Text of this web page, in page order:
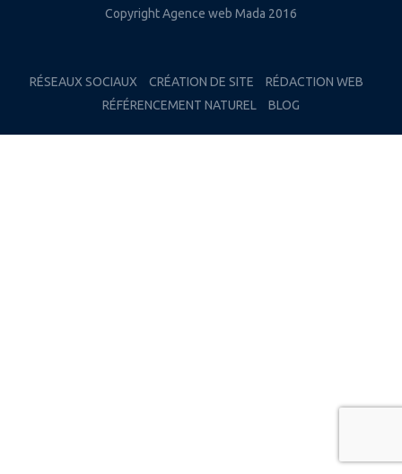
Copyright Agence web Mada 2016
RÉSEAUX SOCIAUX CRÉATION DE SITE
RÉDACTION WEB
RÉFÉRENCEMENT NATUREL
BLOG